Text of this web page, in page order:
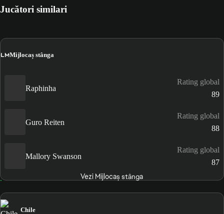
Jucători similari
LMMijlocaș stânga
Raphinha
Rating global
89
Guro Reiten
Rating global
88
Mallory Swanson
Rating global
87
Vezi Mijlocaș stânga
Chile